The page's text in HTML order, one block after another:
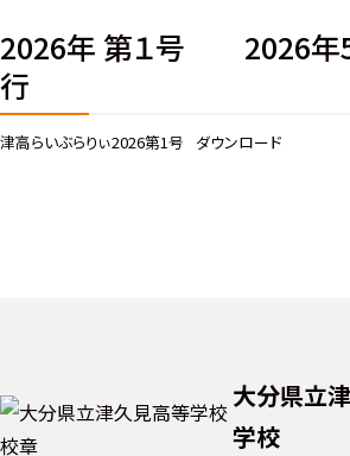
2026年 第１号 2026年
行
津高らいぶらりぃ2026第1号 ダウンロード
大分県立
学校